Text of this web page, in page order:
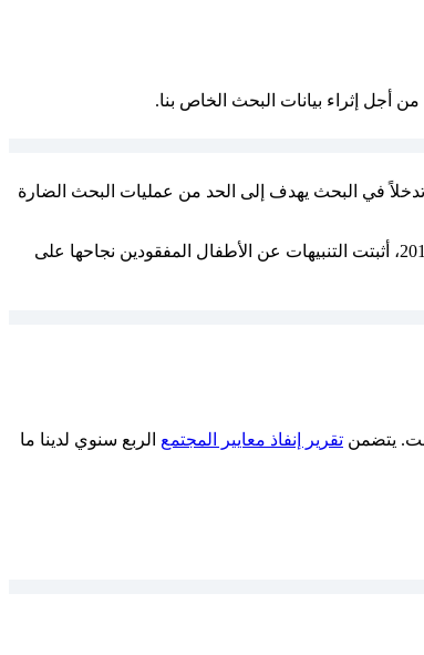
أجل إثراء بيانات البحث الخاص بنا.
في البحث يهدف إلى الحد من عمليات البحث الضارة
على Instagram للسماح للأشخاص بالاطِّلاع على إشعارات الأطفال المفقودين في منطقتهم ومشاركتها. منذ 2015، أثبتت التنبيهات عن الأطفال المفقودين نجاحها على
يتضمن تقرير إنفاذ معايير المجتمع الربع سنوي لدينا ما